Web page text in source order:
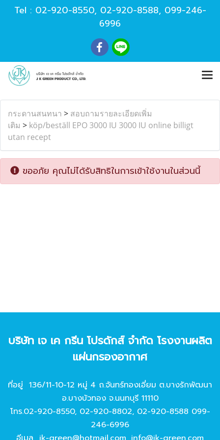
Tel : 02-920-8550, 02-920-8588, 099-246-
6996
กระดานสนทนา > สอบถามรายละเอียดเพิ่ม
เติม > köp/beställ EPO 3000 IU 3000 IU online billigt
utan recept
ขออภัย คุณไม่ได้รับสิทธิในการเข้าใช้งานในส่วนนี้
บริษัท เจ เค กรีน โปรดักส์ จํากัด โรงงานผลิต
แผ่นกรองอากาศ
ที่อยู่ 136/11-10-12 หมู่ 4 ถ.จันทร์ทองเอี่ยม ต.บางรักพัฒนา
อ.บางบัวทอง จ.นนทบุรี 11110
โทร.02-920-8550, 02-920-8802, 02-920-8588 099-
246-6996